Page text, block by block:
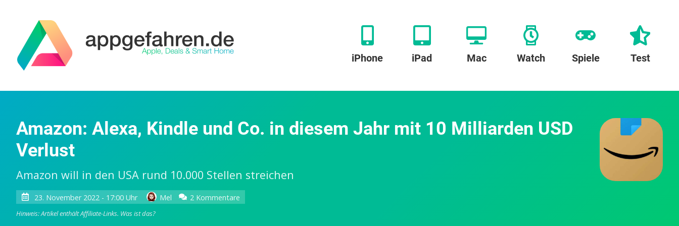
iPhone iPad Mac Watch Spiele Test
Amazon: Alexa, Kindle und Co. in diesem Jahr mit 10 Milliarden USD
Verlust
Amazon will in den USA rund 10.000 Stellen streichen
23. November 2022 - 17:00 Uhr Mel 2 Kommentare
Hinweis: Artikel enthält Affiliate-Links. Was ist das?